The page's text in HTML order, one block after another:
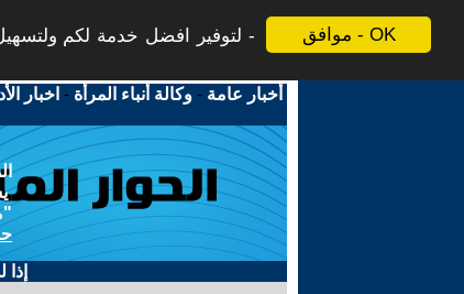
موافق - OK
لتوفير افضل خدمة لكم
أخبار عامة -وكالة أنباء المرأة - اخبار